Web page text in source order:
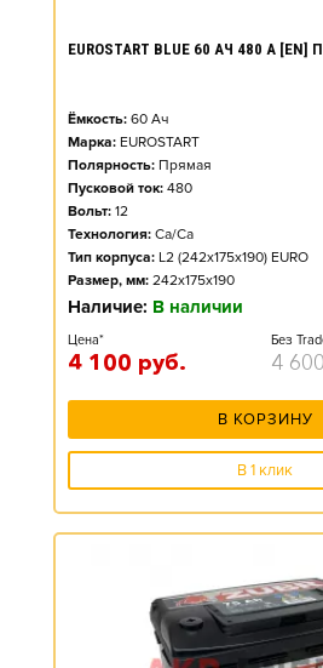
EUROSTART BLUE 60 АЧ 480 А
Ёмкость: 60 Ач
Марка: EUROSTART
Полярность: Прямая
Пусковой ток: 480
Вольт: 12
Технология: Ca/Ca
Тип корпуса: L2 (242x175x190) EURO
Размер, мм: 242x175x190
Наличие: В наличии
Цена*
4 100 руб.
Без
4 600
В КОРЗИНУ
В 1 клик